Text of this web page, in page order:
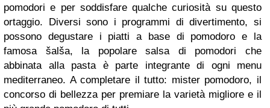
pomodori e per soddisfare qualche curiosità su questo
ortaggio. Diversi sono i programmi di divertimento, si
possono degustare i piatti a base di pomodoro e la
famosa šalša, la popolare salsa di pomodori che
abbinata alla pasta è parte integrante di ogni menu
mediterraneo. A completare il tutto: mister pomodoro, il
concorso di bellezza per premiare la varietà migliore e il